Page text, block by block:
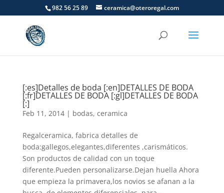
982 56 25 89 ceramica@oteroregal.com
[:es]Detalles de boda [:en]DETALLES DE BODA
[:fr]DETALLES DE BODA [:gl]DETALLES DE BODA
[:]
Feb 11, 2014| bodas, ceramica
Regalceramica, fabrica detalles de
boda:gallegos,elegantes,diferentes ,carismáticos.
Son productos de calidad con un toque
diferente.Pueden personalizarse.Dejan huella Ahora
que empieza la primavera,los novios se afanan a la